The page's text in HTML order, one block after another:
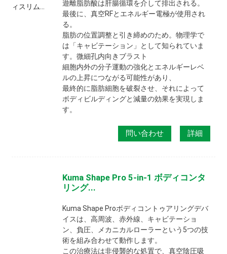
遊離脂肪酸は肝腸循環を介して排出される。
最後に、真空RFとエネルギー電極が使用され
る。
脂肪の位置調整と引き締めのため。物理学で
は「キャビテーション」として知られていま
す。微細孔内向きブラスト
細胞内外の分子運動の強化とエネルギーレベ
ルの上昇につながる可能性があり、
最終的に脂肪細胞を破裂させ、それによって
ボディビルディングと減量の効果を実現しま
す。
問い合わせ 詳細
Kuma Shape Pro 5-in-1 ボディコンタ
リング...
Kuma Shape Proボディコントゥアリングデバ
イスは、高周波、赤外線、キャビテーショ
ン、負圧、メカニカルローラーという5つの技
術を組み合わせて動作します。
この治療法は非侵襲的な処置で、真空陰圧吸